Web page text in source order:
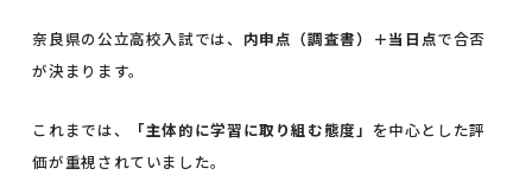
奈良県の公立高校入試では、 内申点（調査書）＋当日点で合否
が決まります。
これまでは、 「主体的に学習に取り組む態度」 を中心とした評
価が重視されていました。